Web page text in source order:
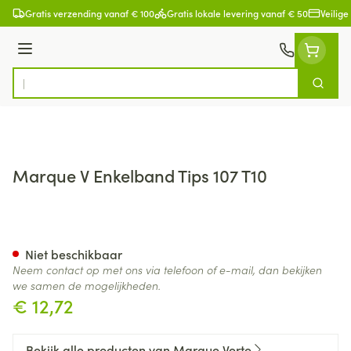
Ga naar de inhoud
Gratis verzending vanaf € 100 Gratis lokale levering vanaf € 50
Menu
Product, merk, categorie...
Zoek
Marque V Enkelband Tips 107 T10
€ 12,72
Niet beschikbaar
Neem contact op met ons via telefoon of e-mail, dan bekijken
we samen de mogelijkheden.